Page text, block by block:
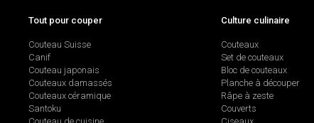
Tout pour couper
Couteau Suisse
Canif
Couteau japonais
Couteaux damassés
Couteaux céramique
Santoku
Culture culinaire
Couteaux
Set de couteaux
Bloc de couteaux
Planche à découper
Râpe à zeste
Couverts